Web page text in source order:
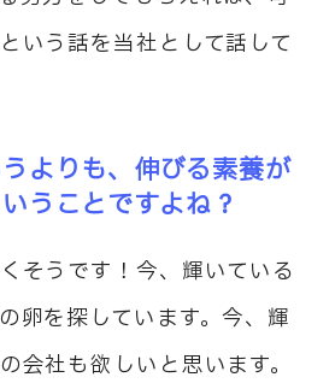
いう話を当社として話して
よりも、伸びる素養が
うことですよね？
そうです！今、輝いている
卵を探しています。今、輝
会社も欲しいと思います。